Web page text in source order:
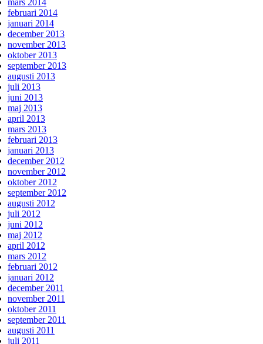
februari 2014
januari 2014
december 2013
november 2013
oktober 2013
september 2013
augusti 2013
juli 2013
juni 2013
maj 2013
april 2013
mars 2013
februari 2013
januari 2013
december 2012
november 2012
oktober 2012
september 2012
augusti 2012
juli 2012
juni 2012
maj 2012
april 2012
mars 2012
februari 2012
januari 2012
december 2011
november 2011
oktober 2011
september 2011
augusti 2011
juli 2011